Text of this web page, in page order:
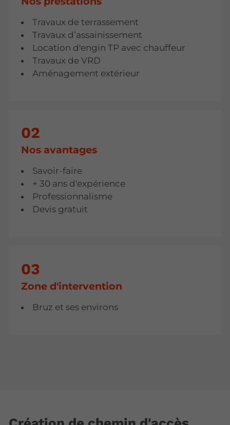
Travaux de terrassement
Travaux d’assainissement
Location d'engin TP avec chauffeur
Travaux de VRD
Aménagement extérieur
Nos avantages‍
Savoir-faire
+ 30 ans d'expérience
Professionnalisme
Devis gratuit
Zone d'intervention‍
Bruz et ses environs